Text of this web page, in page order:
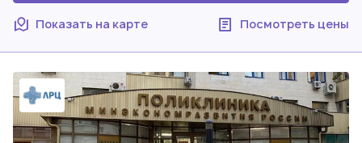
Показать на карте Посмотреть цены